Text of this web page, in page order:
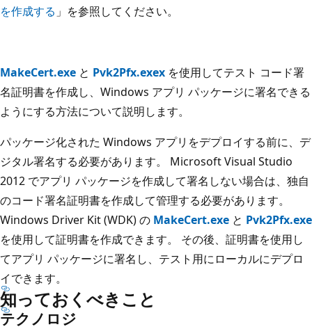
を作成する 」を参照してください。
MakeCert.exe と Pvk2Pfx.exex を使用してテスト コード署
名証明書を作成し、Windows アプリ パッケージに署名できる
ようにする方法について説明します。
パッケージ化された Windows アプリをデプロイする前に、デ
ジタル署名する必要があります。 Microsoft Visual Studio
2012 でアプリ パッケージを作成して署名しない場合は、独自
のコード署名証明書を作成して管理する必要があります。
Windows Driver Kit (WDK) の MakeCert.exe と Pvk2Pfx.exe
を使用して証明書を作成できます。 その後、証明書を使用し
てアプリ パッケージに署名し、テスト用にローカルにデプロ
イできます。
知っておくべきこと
テクノロジ